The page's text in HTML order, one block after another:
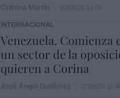
INTERNACIONAL
Venezuela. Comienza
un sector de la
quieren a Corina